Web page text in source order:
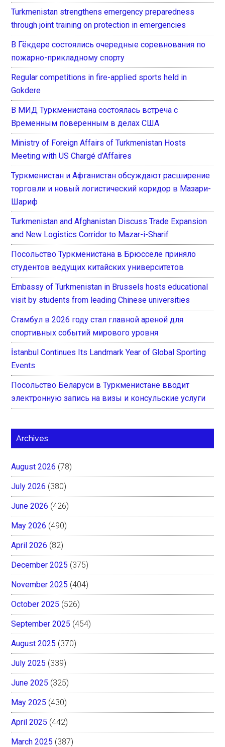
Turkmenistan strengthens emergency preparedness
through joint training on protection in emergencies
В Гёкдере состоялись очередные соревнования по
пожарно-прикладному спорту
Regular competitions in fire-applied sports held in
Gokdere
В МИД Туркменистана состоялась встреча с
Временным поверенным в делах США
Ministry of Foreign Affairs of Turkmenistan Hosts
Meeting with US Chargé d’Affaires
Туркменистан и Афганистан обсуждают расширение
торговли и новый логистический коридор в Мазари-
Шариф
Turkmenistan and Afghanistan Discuss Trade Expansion
and New Logistics Corridor to Mazar-i-Sharif
Посольство Туркменистана в Брюсселе приняло
студентов ведущих китайских университетов
Embassy of Turkmenistan in Brussels hosts educational
visit by students from leading Chinese universities
Стамбул в 2026 году стал главной ареной для
спортивных событий мирового уровня
İstanbul Continues Its Landmark Year of Global Sporting
Events
Посольство Беларуси в Туркменистане вводит
электронную запись на визы и консульские услуги
Archives
August 2026 (78)
July 2026 (380)
June 2026 (426)
May 2026 (490)
April 2026 (82)
December 2025 (375)
November 2025 (404)
October 2025 (526)
September 2025 (454)
August 2025 (370)
July 2025 (339)
June 2025 (325)
May 2025 (430)
April 2025 (442)
March 2025 (387)